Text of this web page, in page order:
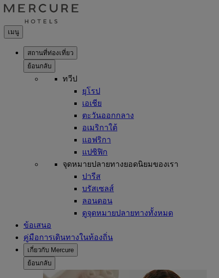
เมนู
สถานที่ท่องเที่ยว
ย้อนกลับ
ทวีป
ยุโรป
เอเชีย
ตะวันออกกลาง
อเมริกาใต้
แอฟริกา
แปซิฟิก
จุดหมายปลายทางยอดนิยมของเรา
ปารีส
บรัสเซลส์
ลอนดอน
ดูจุดหมายปลายทางทั้งหมด
ข้อเสนอ
คู่มือการเดินทางในท้องถิ่น
เกี่ยวกับ Mercure
ย้อนกลับ